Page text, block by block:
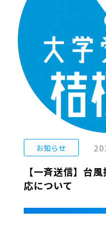
お知らせ
【一斉送信】台
応について